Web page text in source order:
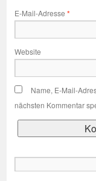
E-Mail-Adresse *
Website
Name, E-Mail-
nächsten Kommentar